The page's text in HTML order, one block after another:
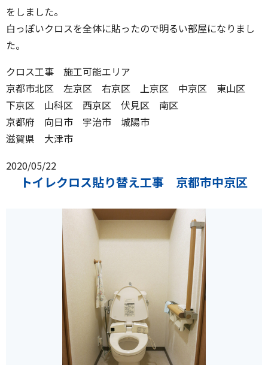
をしました。
白っぽいクロスを全体に貼ったので明るい部屋になりまし
た。
クロス工事 施工可能エリア
京都市北区 左京区 右京区 上京区 中京区 東山区
下京区 山科区 西京区 伏見区 南区
京都府 向日市 宇治市 城陽市
滋賀県 大津市
2020/05/22
トイレクロス貼り替え工事 京都市中京区